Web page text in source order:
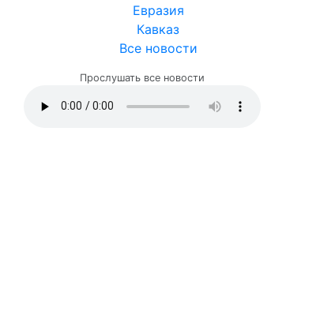
Евразия
Кавказ
Все новости
Прослушать все новости